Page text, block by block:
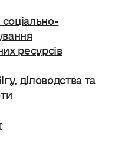
ресурсів
діловодства та